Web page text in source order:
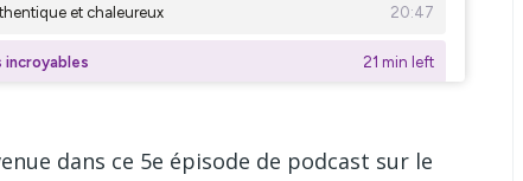
dans ce 5e épisode de podcast sur le